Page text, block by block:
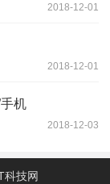
2018-12-01
2018-12-01
机
2018-12-03
科技网